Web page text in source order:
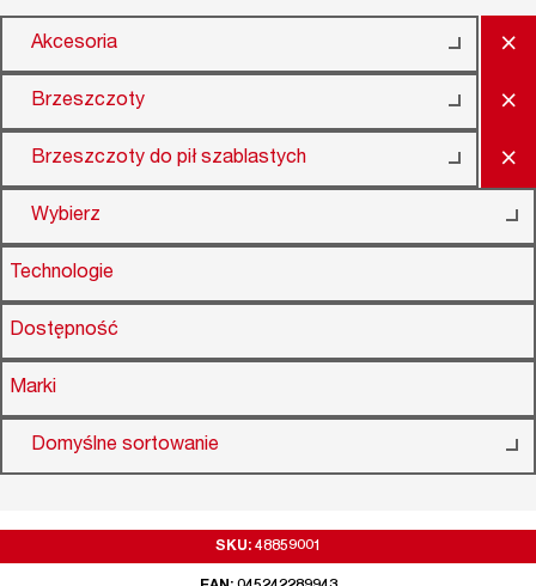
Akcesoria ×
Brzeszczoty ×
Brzeszczoty do pił szablastych ×
Wybierz
Technologie
Dostępność
Marki
Domyślne sortowanie
SKU: 48859001